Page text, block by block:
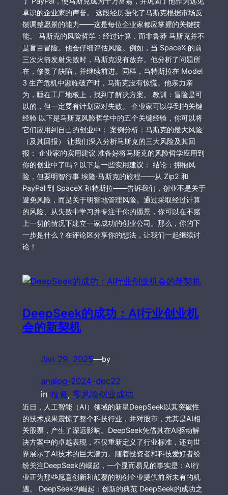
卓识的企业家的声誉。 这段经历强化了马斯克根据市场反
馈调整愿景的能力——这是每位企业家都应掌握的关键技
能。 马斯克的风险哲学：经过计算，而非鲁莽 马斯克并不
是盲目冒险。他会仔细评估风险。例如，当 SpaceX 的前
三次火箭发射失败时，马斯克没有放弃。他分析了问题所
在，修复了缺陷，并继续前进。同样，当特斯拉在 Model
3 生产危机中濒临破产时，马斯克没有惊慌。他亲力亲
为，睡在工厂地板上，找到了解决方案。 教训：冒险是可
以的，但一定要有计划应对失败。 企业家可以学到的关键
经验 以下是马斯克风险哲学中的五个关键经验，你可以将
它们应用到自己的创业中： 案例分析：马斯克的最大风险
（及其回报） 让我们深入分析马斯克的三大风险及其回
报： 企业家的实用建议 准备好将马斯克的风险哲学应用到
你的创业中了吗？以下是一些实用建议： 结论：拥抱风
险，但要明智行事 埃隆·马斯克的旅程——从 Zip2 和
PayPal 到 SpaceX 和特斯拉——告诉我们，创业不是关于
避免风险，而是关于明智地管理风险。通过采取经过计算
的风险、从失败中学习并专注于你的愿景，你可以在不赌
上一切的情况下建立一家成功的创业公司。那么，你的下
一步是什么？在评论区分享你的想法，让我们一起继续讨
论！
DeepSeek的成功：AI行业创业机
会的新契机
Jan 29, 2025—by
analog-2024-dec22
in 投资, 零风险创业成功
近日，人工智能（AI）领域的新星DeepSeek以其突破性
的技术成果震惊了整个科技行业，并对股市，尤其是AI相
关股票，产生了深远影响。DeepSeek凭借其在AI驱动解
决方案中的卓越表现，不仅重新定义了行业标准，还向世
界展示了AI技术的巨大潜力。随着投资者和科技爱好者纷
纷关注DeepSeek的崛起，一个显而易见的事实是：AI行
业正为那些愿意创新和颠覆的初创企业提供前所未有的机
遇。 DeepSeek的崛起：创新的典范 DeepSeek的成功之